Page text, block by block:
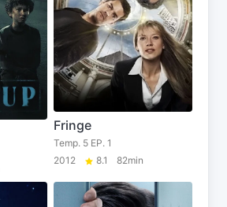
Fringe
Temp. 5 EP. 1
2012
8.1 82min